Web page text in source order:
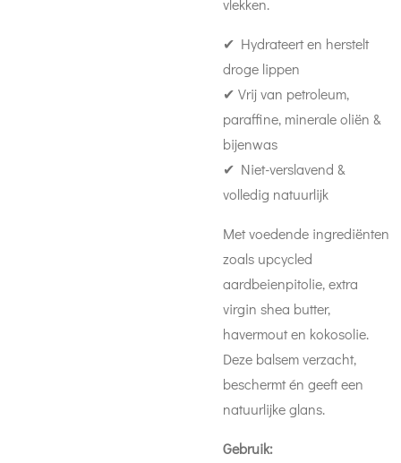
vlekken.
✔ Hydrateert en herstelt
droge lippen
✔ Vrij van petroleum,
paraffine, minerale oliën &
bijenwas
✔ Niet-verslavend &
volledig natuurlijk
Met voedende ingrediënten
zoals upcycled
aardbeienpitolie, extra
virgin shea butter,
havermout en kokosolie.
Deze balsem verzacht,
beschermt én geeft een
natuurlijke glans.
Gebruik: